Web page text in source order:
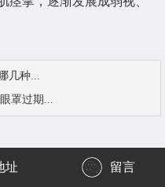
几种...
罩过期...
址 留言